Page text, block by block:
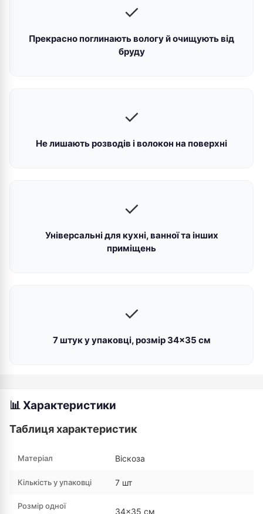
✓
Прекрасно поглинають вологу й очищують від
бруду
✓
Не лишають розводів і волокон на поверхні
✓
Універсальні для кухні, ванної та інших
приміщень
✓
7 штук у упаковці, розмір 34×35 см
📊 Характеристики
Таблиця характеристик
Матеріал Віскоза
Кількість у упаковці 7 шт
Розмір одної
34×35 см